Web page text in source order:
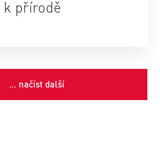
k přírodě
... načíst další